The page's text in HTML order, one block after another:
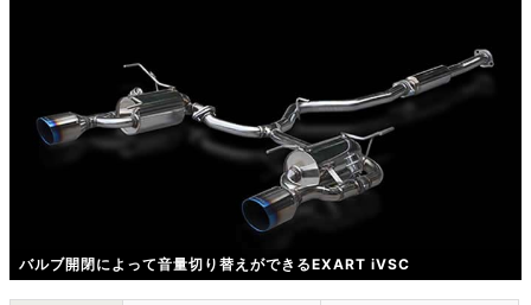
バルブ開閉によって音量切り替えができるEXART iVSC